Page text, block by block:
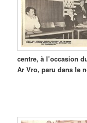
centre, à l’occasion
Ar Vro, paru dans le